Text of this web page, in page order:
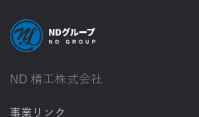
ND 精工株式会社
事業リンク